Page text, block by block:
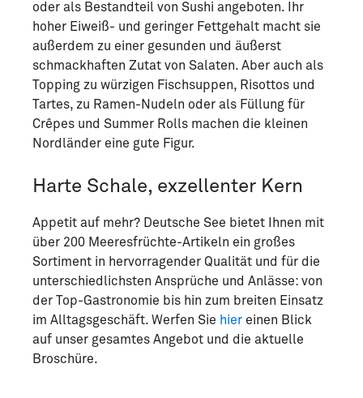
oder als Bestandteil von Sushi angeboten. Ihr
hoher Eiweiß- und geringer Fettgehalt macht sie
außerdem zu einer gesunden und äußerst
schmackhaften Zutat von Salaten. Aber auch als
Topping zu würzigen Fischsuppen, Risottos und
Tartes, zu Ramen-Nudeln oder als Füllung für
Crêpes und Summer Rolls machen die kleinen
Nordländer eine gute Figur.
Harte Schale, exzellenter Kern
Appetit auf mehr? Deutsche See bietet Ihnen mit
über 200 Meeresfrüchte-Artikeln ein großes
Sortiment in hervorragender Qualität und für die
unterschiedlichsten Ansprüche und Anlässe: von
der Top-Gastronomie bis hin zum breiten Einsatz
im Alltagsgeschäft. Werfen Sie hier einen Blick
auf unser gesamtes Angebot und die aktuelle
Broschüre.